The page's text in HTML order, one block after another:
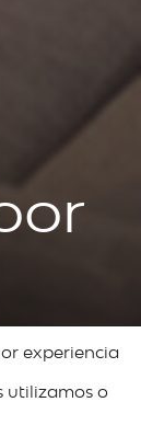
experiencia
utilizamos o